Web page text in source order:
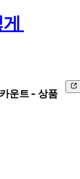
운트 - 상품